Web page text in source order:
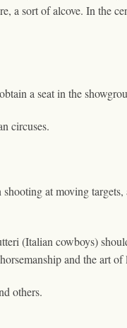
a sort of alcove. In the
a seat in the
circuses.
at moving targets,
(Italian cowboys)
and the art of
others.